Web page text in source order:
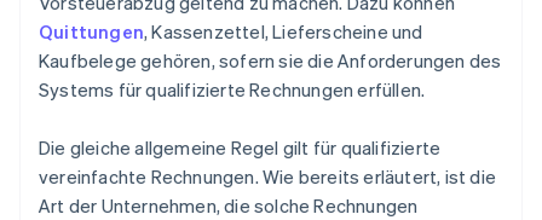
Quittungen, Kassenzettel, Lieferscheine und
Kaufbelege gehören, sofern sie die Anforderungen des
Systems für qualifizierte Rechnungen erfüllen.
Die gleiche allgemeine Regel gilt für qualifizierte
vereinfachte Rechnungen. Wie bereits erläutert, ist die
Art der Unternehmen, die solche Rechnungen